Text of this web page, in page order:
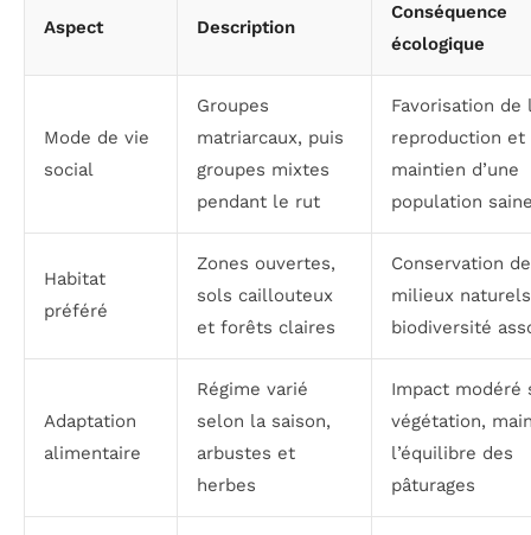
Aspect Description
Conséquence
écologique
Mode de vie
social
Groupes
matriarcaux, puis
groupes mixtes
pendant le rut
Favorisation de
reproduction et
maintien d’une
population
Habitat
préféré
Zones ouvertes,
sols caillouteux
et forêts claires
Conservation
milieux
biodiversité
Adaptation
alimentaire
Régime varié
selon la saison,
arbustes et
herbes
Impact modéré
végétation,
l’équilibre des
pâturages